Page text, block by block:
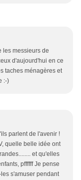
les messieurs de
d'aujourd'hui en ce
taches ménagères et
:-)
parlent de l'avenir !
quelle belle idée ont
et qu'elles
pffffff Je pense
s'amuser pendant